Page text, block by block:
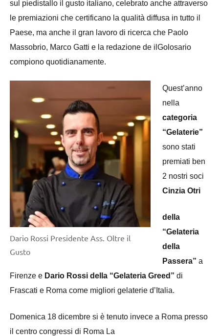
sul piedistallo il gusto italiano, celebrato anche attraverso
le premiazioni che certificano la qualità diffusa in tutto il
Paese, ma anche il gran lavoro di ricerca che Paolo
Massobrio, Marco Gatti e la redazione de ilGolosario
compiono quotidianamente.
Dario Rossi Presidente Ass. Oltre il
Gusto
Quest’anno
nella
categoria
“Gelaterie”
sono stati
premiati ben
2 nostri soci
Cinzia Otri
della
“Gelateria
della
Passera” a
Firenze e Dario Rossi della “Gelateria Greed” di
Frascati e Roma come migliori gelaterie d’Italia.
Domenica 18 dicembre si è tenuto invece a Roma presso
il centro congressi di Roma La